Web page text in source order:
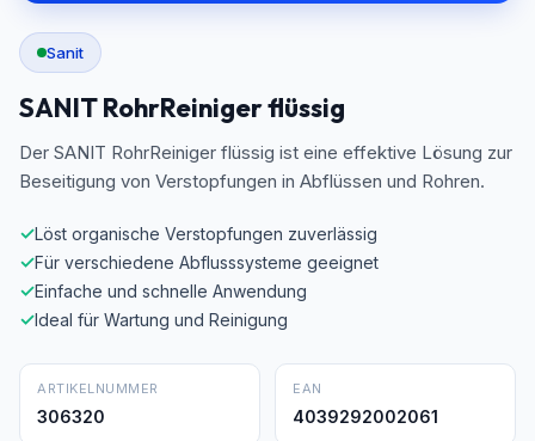
Sanit
SANIT RohrReiniger flüssig
Der SANIT RohrReiniger flüssig ist eine effektive Lösung zur
Beseitigung von Verstopfungen in Abflüssen und Rohren.
✓Löst organische Verstopfungen zuverlässig
✓Für verschiedene Abflusssysteme geeignet
✓Einfache und schnelle Anwendung
✓Ideal für Wartung und Reinigung
ARTIKELNUMMER
306320
EAN
4039292002061